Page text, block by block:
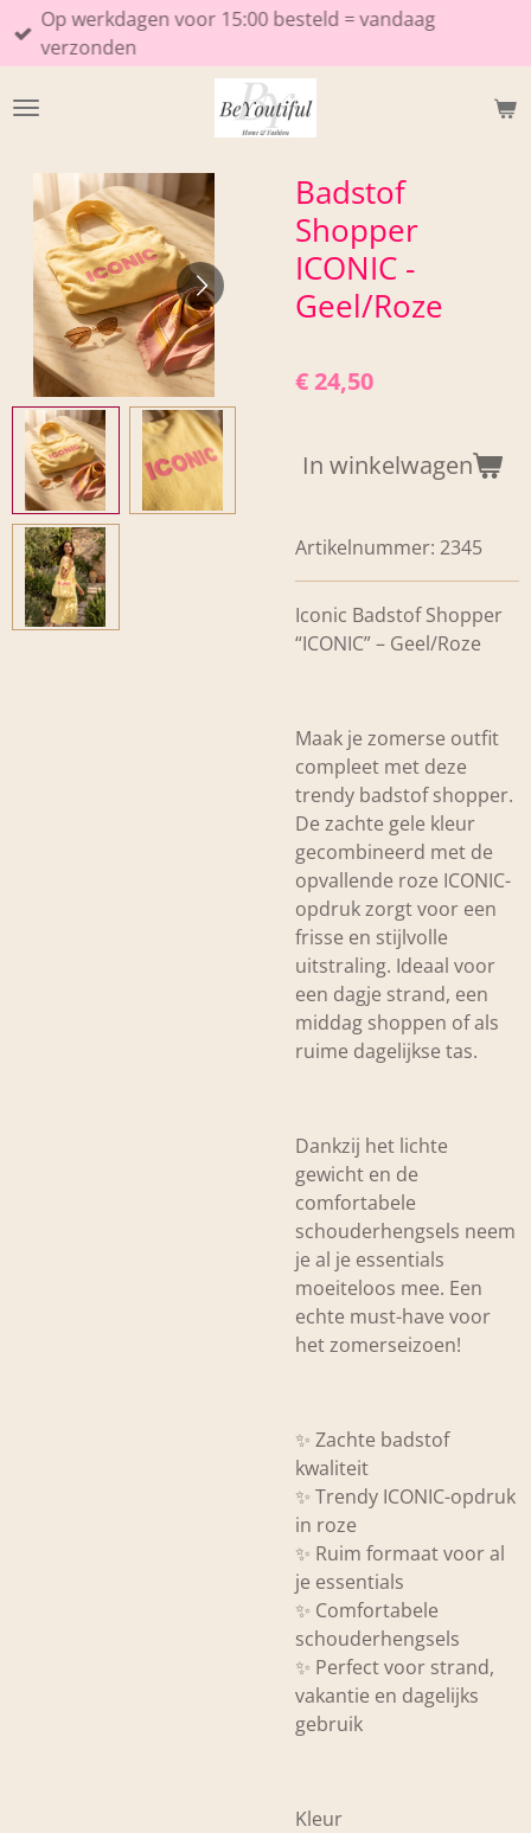
Ga
direct
de
Op werkdagen voor 15:00 besteld = vandaag
verzonden
Badstof
Shopper
ICONIC -
Geel/Roze
€ 24,50
In winkelwagen
Artikelnummer: 2345
Iconic Badstof Shopper
“ICONIC” – Geel/Roze
Maak je zomerse outfit
compleet met deze
trendy badstof shopper.
De zachte gele kleur
gecombineerd met de
opvallende roze ICONIC-
opdruk zorgt voor een
frisse en stijlvolle
uitstraling. Ideaal voor
een dagje strand, een
middag shoppen of als
ruime dagelijkse tas.
Dankzij het lichte
gewicht en de
comfortabele
schouderhengsels neem
je al je essentials
moeiteloos mee. Een
echte must-have voor
het zomerseizoen!
✨ Zachte badstof
kwaliteit
✨ Trendy ICONIC-opdruk
in roze
✨ Ruim formaat voor al
je essentials
✨ Comfortabele
schouderhengsels
✨ Perfect voor strand,
vakantie en dagelijks
gebruik
Kleur